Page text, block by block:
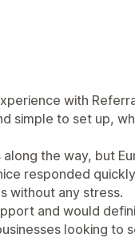
with
simple to set up,
the way, but
responded
without any stress.
and would
looking to